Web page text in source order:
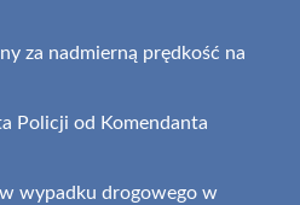
za nadmierną prędkość na
Policji od Komendanta
wypadku drogowego w